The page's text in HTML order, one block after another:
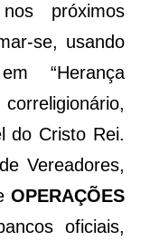
próximos
se, usando
“Herança
do Cristo Rei.
Vereadores,
OPERAÇÕES
oficiais,